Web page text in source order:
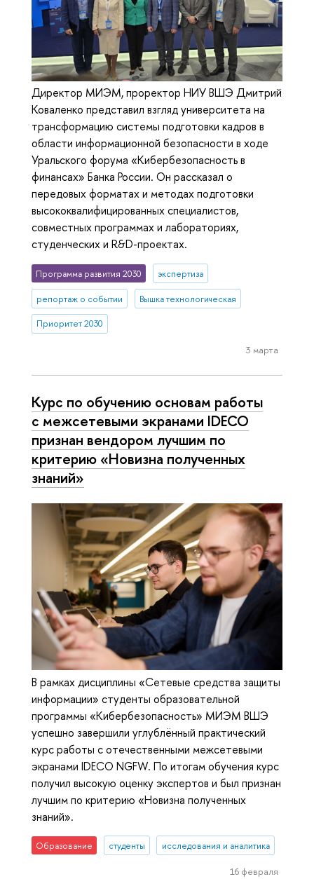
Директор МИЭМ, проректор НИУ ВШЭ Дмитрий
Коваленко представил взгляд университета на
трансформацию системы подготовки кадров в
области информационной безопасности в ходе
Уральского форума «Кибербезопасность в
финансах» Банка России. Он рассказал о
передовых форматах и методах подготовки
высококвалифицированных специалистов,
совместных программах и лабораториях,
студенческих и R&D-проектах.
Программа развития 2030 экспертиза
репортаж о событии Вышка технологическая
Приоритет 2030
3 марта
Курс по обучению основам работы
с межсетевыми экранами IDECO
признан вендором лучшим по
критерию «Новизна полученных
знаний»
В рамках дисциплины «Сетевые средства защиты
информации» студенты образовательной
программы «Кибербезопасность» МИЭМ ВШЭ
успешно завершили углублённый практический
курс работы с отечественными межсетевыми
экранами IDECO NGFW. По итогам обучения курс
получил высокую оценку экспертов и был признан
лучшим по критерию «Новизна полученных
знаний».
Образование студенты исследования и аналитика
16 февраля